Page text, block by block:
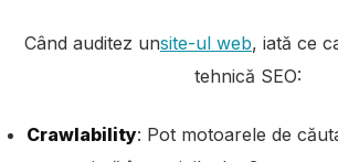
Când auditez unsite-ul web, iată ce
tehnică SEO:
Crawlability: Pot motoarele de